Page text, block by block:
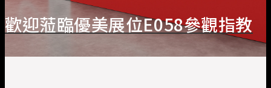
歡迎蒞臨優美展位E058參觀指教